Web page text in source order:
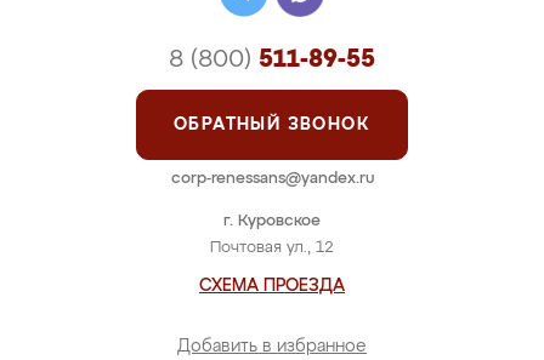
г. Куровское
Почтовая ул., 12
СХЕМА ПРОЕЗДА
Добавить в избранное
8 (800) 511-89-55
ОБРАТНЫЙ ЗВОНОК
corp-renessans@yandex.ru